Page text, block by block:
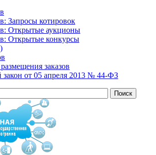
Запросы котировок
Открытые аукционы
Открытые конкурсы
заказов
от 05 апреля 2013 № 44-ФЗ